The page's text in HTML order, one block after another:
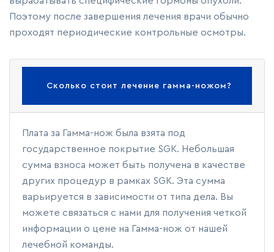
Поэтому после завершения лечения врачи обычно
проходят периодические контрольные осмотры.
Сколько стоит лечение гамма-ножом?
Плата за Гамма-нож была взята под
государственное покрытие SGK. Небольшая
сумма взноса может быть получена в качестве
других процедур в рамках SGK. Эта сумма
варьируется в зависимости от типа дела. Вы
можете связаться с нами для получения четкой
информации о цене на Гамма-нож от нашей
лечебной команды.